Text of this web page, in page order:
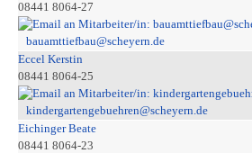
08441 8064-27
bauamttiefbau@scheyern.de
Eccel Kerstin
08441 8064-25
kindergartengebuehren@scheyern.de
Eichinger Beate
08441 8064-23